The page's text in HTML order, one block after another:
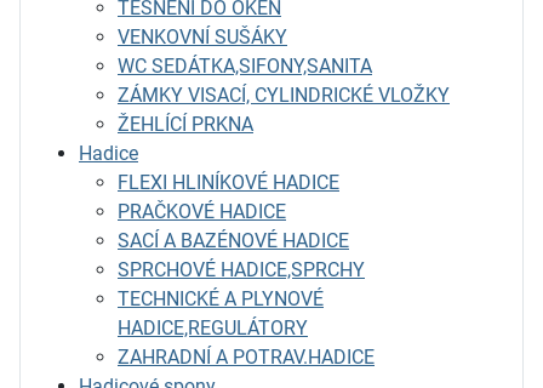
TĚSNĚNÍ DO OKEN
VENKOVNÍ SUŠÁKY
WC SEDÁTKA,SIFONY,SANITA
ZÁMKY VISACÍ, CYLINDRICKÉ VLOŽKY
ŽEHLÍCÍ PRKNA
Hadice
FLEXI HLINÍKOVÉ HADICE
PRAČKOVÉ HADICE
SACÍ A BAZÉNOVÉ HADICE
SPRCHOVÉ HADICE,SPRCHY
TECHNICKÉ A PLYNOVÉ
HADICE,REGULÁTORY
ZAHRADNÍ A POTRAV.HADICE